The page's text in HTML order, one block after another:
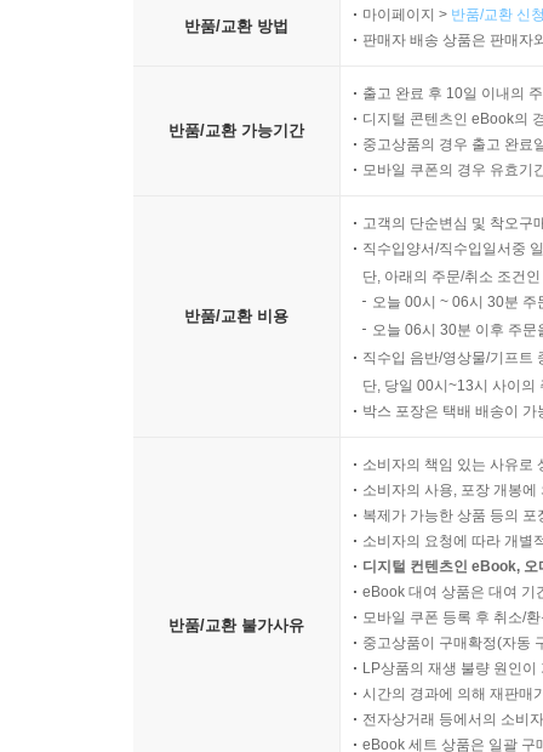
반품/교환 방법
마이페이지 > 반품/교환 신
판매자 배송 상품은 판매자
반품/교환 가능기간
출고 완료 후 10일 이내의
디지털 콘텐츠인 eBook의
중고상품의 경우 출고 완료
모바일 쿠폰의 경우 유효기
반품/교환 비용
고객의 단순변심 및 착오구
직수입양서/직수입일서중
단, 아래의 주문/취소 조건
오늘 00시 ~ 06시 30분
오늘 06시 30분 이후 주
직수입 음반/영상물/기프트
단, 당일 00시~13시 사이의
박스 포장은 택배 배송이
반품/교환 불가사유
소비자의 책임 있는 사유로
소비자의 사용, 포장 개봉
복제가 가능한 상품 등의
소비자의 요청에 따라 개별
디지털 컨텐츠인 eBook,
eBook 대여 상품은 대여 기
모바일 쿠폰 등록 후 취소/
중고상품이 구매확정(자동
LP상품의 재생 불량 원인
시간의 경과에 의해 재판매
전자상거래 등에서의 소비
eBook 세트 상품은 일괄 구